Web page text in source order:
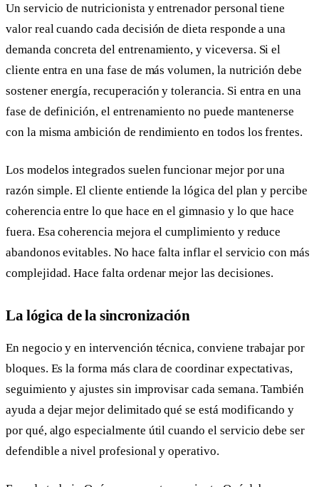
Un servicio de nutricionista y entrenador personal tiene
valor real cuando cada decisión de dieta responde a una
demanda concreta del entrenamiento, y viceversa. Si el
cliente entra en una fase de más volumen, la nutrición debe
sostener energía, recuperación y tolerancia. Si entra en una
fase de definición, el entrenamiento no puede mantenerse
con la misma ambición de rendimiento en todos los frentes.
Los modelos integrados suelen funcionar mejor por una
razón simple. El cliente entiende la lógica del plan y percibe
coherencia entre lo que hace en el gimnasio y lo que hace
fuera. Esa coherencia mejora el cumplimiento y reduce
abandonos evitables. No hace falta inflar el servicio con más
complejidad. Hace falta ordenar mejor las decisiones.
La lógica de la sincronización
En negocio y en intervención técnica, conviene trabajar por
bloques. Es la forma más clara de coordinar expectativas,
seguimiento y ajustes sin improvisar cada semana. También
ayuda a dejar mejor delimitado qué se está modificando y
por qué, algo especialmente útil cuando el servicio debe ser
defendible a nivel profesional y operativo.